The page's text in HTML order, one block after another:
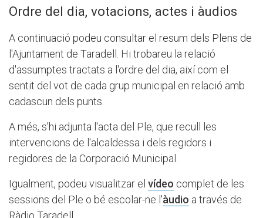
Ordre del dia, votacions, actes i àudios
A continuació podeu consultar el resum dels Plens de
l'Ajuntament de Taradell. Hi trobareu la relació
d'assumptes tractats a l'ordre del dia, així com el
sentit del vot de cada grup municipal en relació amb
cadascun dels punts.
A més, s'hi adjunta l'acta del Ple, que recull les
intervencions de l'alcaldessa i dels regidors i
regidores de la Corporació Municipal.
Igualment, podeu visualitzar el vídeo complet de les
sessions del Ple o bé escolar-ne l'àudio a través de
Ràdio Taradell.